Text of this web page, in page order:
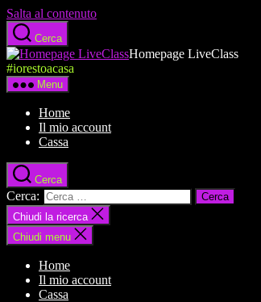
Salta al contenuto
Cerca
Homepage LiveClass
#iorestoacasa
Menu
Home
Il mio account
Cassa
Cerca
Cerca:
Chiudi la ricerca
Chiudi menu
Home
Il mio account
Cassa